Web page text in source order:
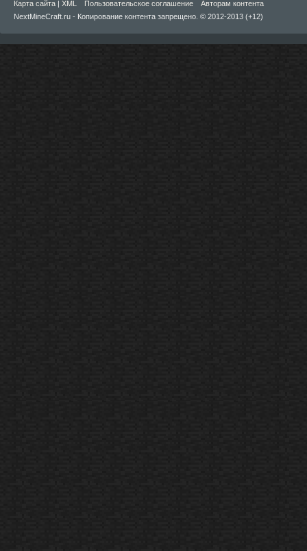
Карта сайта | XML Пользовательское соглашение
Авторам контента
NextMineCraft.ru - Копирование контента запрещено. © 2012-2013 (+12)